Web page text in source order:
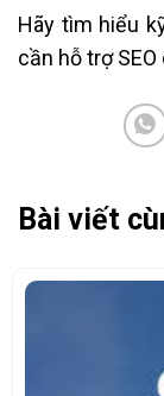
Hãy tìm hiểu
cần hỗ trợ
Bài viết